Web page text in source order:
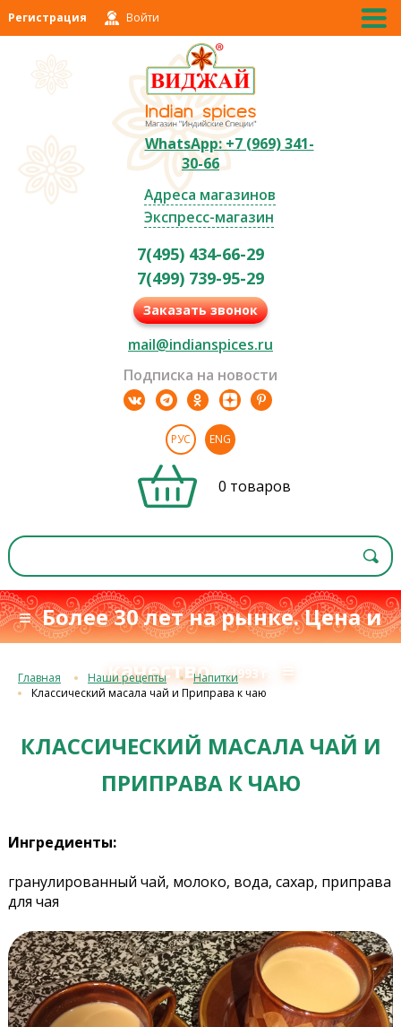
Регистрация Войти
WhatsApp: +7 (969) 341-
30-66
Адреса магазинов
Экспресс-магазин
7(495) 434-66-29
7(499) 739-95-29
Заказать звонок
mail@indianspices.ru
Подписка на новости
РУС ENG
0 товаров
≡ Более 30 лет на рынке. Цена и
качествос 1993 г. ≡
Главная Наши рецепты
Напитки
Классический масала чай и Приправа к чаю
КЛАССИЧЕСКИЙ МАСАЛА ЧАЙ И
ПРИПРАВА К ЧАЮ
Ингредиенты:
гранулированный чай, молоко, вода, сахар, приправа
для чая